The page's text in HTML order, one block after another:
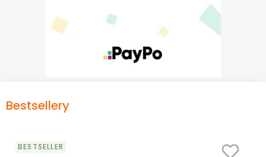
Bestsellery
BESTSELLER